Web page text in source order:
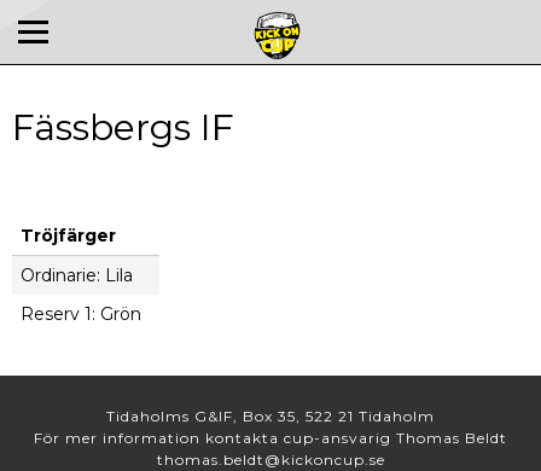
Fässbergs IF
Tröjfärger
Ordinarie: Lila
Reserv 1: Grön
Tidaholms G&IF, Box 35, 522 21 Tidaholm
För mer information kontakta cup-ansvarig Thomas Beldt
thomas.beldt@kickoncup.se